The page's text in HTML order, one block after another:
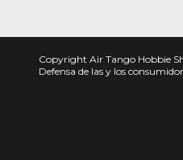
Copyright Air Tango Hobbie
Defensa de las y los